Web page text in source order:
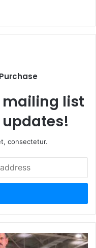
mailing list
consectetur.